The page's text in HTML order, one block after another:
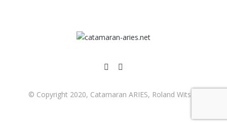
© Copyright 2020, Catamaran ARIES, Roland Witsch